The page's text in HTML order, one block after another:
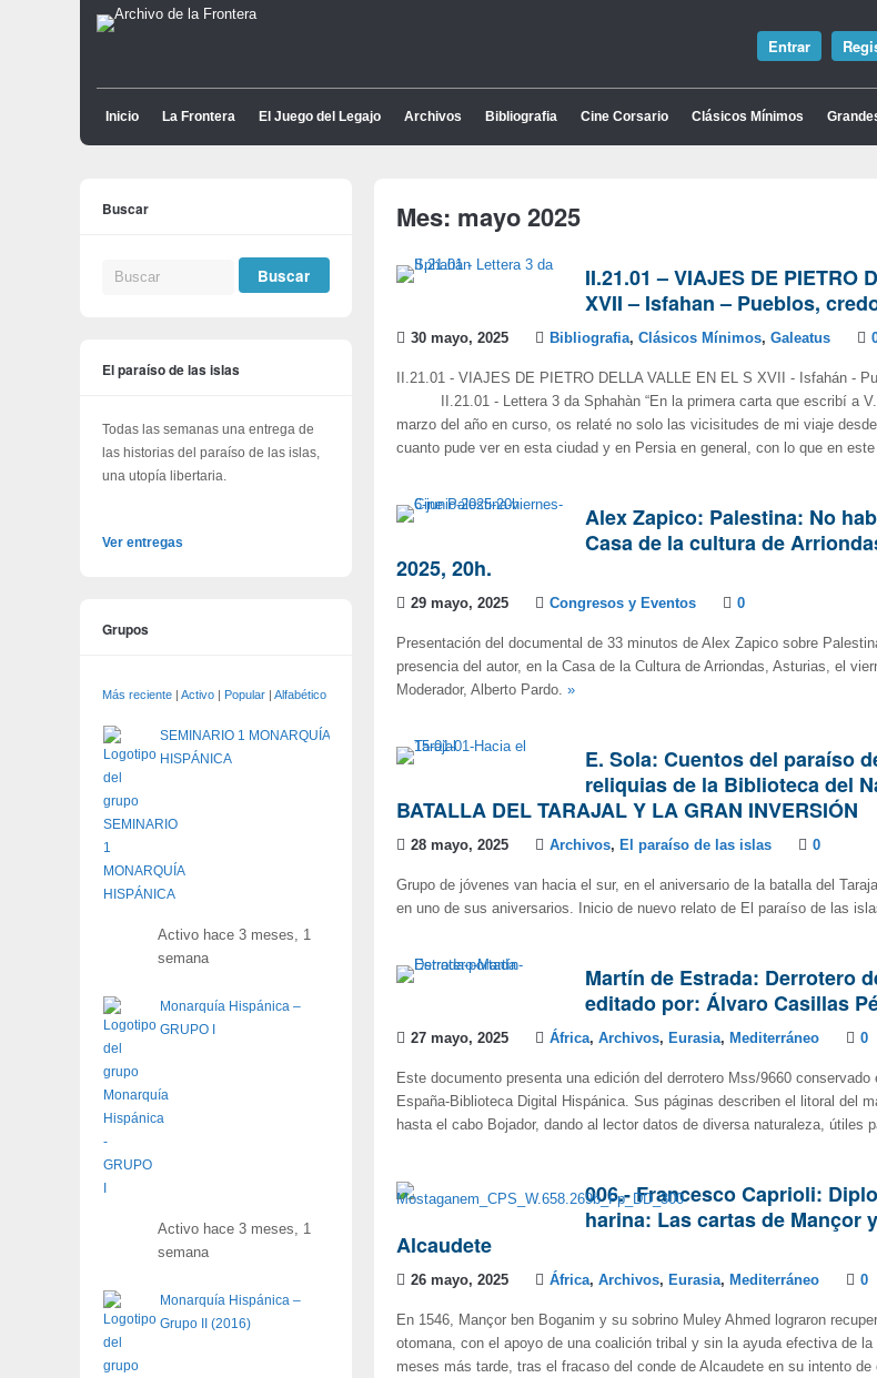
Entrar
Inicio La Frontera El Juego del Legajo Archivos Bibliografia Cine Corsario Clásicos Mínimos
Mes: mayo 2025
II.21.01 – VIAJES DE PIETRO
XVII – Isfahan – Pueblos,
30 mayo, 2025 Bibliografia, Clásicos Mínimos, Galeatus
II.21.01 - VIAJES DE PIETRO DELLA VALLE EN EL S XVII - Isfahán
II.21.01 - Lettera 3 da Sphahàn “En la primera carta que escribí a
marzo del año en curso, os relaté no solo las vicisitudes de mi viaje
cuanto pude ver en esta ciudad y en Persia en general, con lo que en
Alex Zapico: Palestina: No
Casa de la cultura de
2025, 20h.
29 mayo, 2025 Congresos y Eventos 0
Presentación del documental de 33 minutos de Alex Zapico sobre
presencia del autor, en la Casa de la Cultura de Arriondas, Asturias, el
Moderador, Alberto Pardo. »
E. Sola: Cuentos del paraíso
reliquias de la Biblioteca del
BATALLA DEL TARAJAL Y LA GRAN INVERSIÓN
28 mayo, 2025 Archivos, El paraíso de las islas 0
Grupo de jóvenes van hacia el sur, en el aniversario de la batalla del
en uno de sus aniversarios. Inicio de nuevo relato de El paraíso de las
Martín de Estrada: Derrotero
editado por: Álvaro Casillas
27 mayo, 2025 África, Archivos, Eurasia, Mediterráneo 0
Este documento presenta una edición del derrotero Mss/9660
España-Biblioteca Digital Hispánica. Sus páginas describen el litoral del
hasta el cabo Bojador, dando al lector datos de diversa naturaleza, útiles
006.- Francesco Caprioli:
harina: Las cartas de Mançor
Alcaudete
26 mayo, 2025 África, Archivos, Eurasia, Mediterráneo 0
En 1546, Mançor ben Boganim y su sobrino Muley Ahmed lograron
otomana, con el apoyo de una coalición tribal y sin la ayuda efectiva de
meses más tarde, tras el fracaso del conde de Alcaudete en su intento
Buscar
El paraíso de las islas
Todas las semanas una entrega de
las historias del paraíso de las islas,
una utopía libertaria.
Ver entregas
Grupos
Más reciente Activo Popular Alfabético
SEMINARIO 1 MONARQUÍA
HISPÁNICA
Activo hace 3 meses, 1
semana
Monarquía Hispánica –
GRUPO I
Activo hace 3 meses, 1
semana
Monarquía Hispánica –
Grupo II (2016)